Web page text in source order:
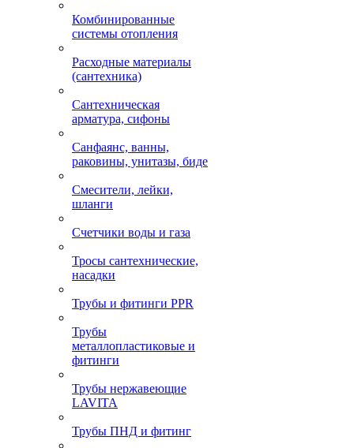
Комбинированные
системы отопления
Расходные материалы
(сантехника)
Сантехническая
арматура, сифоны
Санфаянс, ванны,
раковины, унитазы, биде
Смесители, лейки,
шланги
Счетчики воды и газа
Тросы сантехнические,
насадки
Трубы и фитинги PPR
Трубы
металлопластиковые и
фитинги
Трубы нержавеющие
LAVITA
Трубы ПНД и фитинг